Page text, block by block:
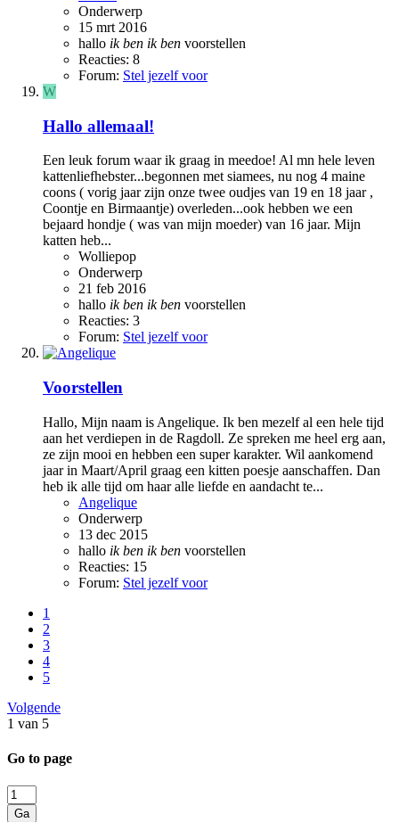
Onderwerp
15 mrt 2016
hallo ik ben ik ben voorstellen
Reacties: 8
Forum: Stel jezelf voor
W
Hallo allemaal!
Een leuk forum waar ik graag in meedoe! Al mn hele leven
kattenliefhebster...begonnen met siamees, nu nog 4 maine
coons ( vorig jaar zijn onze twee oudjes van 19 en 18 jaar ,
Coontje en Birmaantje) overleden...ook hebben we een
bejaard hondje ( was van mijn moeder) van 16 jaar. Mijn
katten heb...
Wolliepop
Onderwerp
21 feb 2016
hallo ik ben ik ben voorstellen
Reacties: 3
Forum: Stel jezelf voor
Voorstellen
Hallo, Mijn naam is Angelique. Ik ben mezelf al een hele tijd
aan het verdiepen in de Ragdoll. Ze spreken me heel erg aan,
ze zijn mooi en hebben een super karakter. Wil aankomend
jaar in Maart/April graag een kitten poesje aanschaffen. Dan
heb ik alle tijd om haar alle liefde en aandacht te...
Angelique
Onderwerp
13 dec 2015
hallo ik ben ik ben voorstellen
Reacties: 15
Forum: Stel jezelf voor
1
2
3
4
5
Volgende
1 van 5
Go to page
Ga